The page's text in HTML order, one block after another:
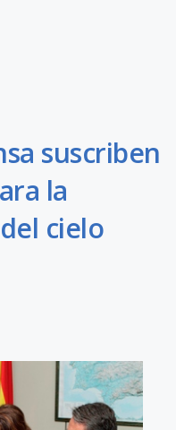
suscriben
la
cielo